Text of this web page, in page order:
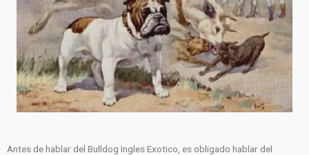
Antes de hablar del Bulldog Ingles Exotico, es obligado hablar del